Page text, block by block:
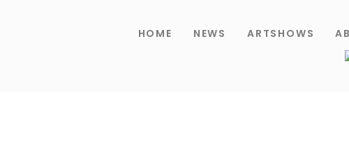
HOME NEWS ARTSHOWS